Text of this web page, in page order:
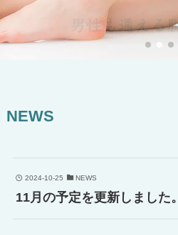
NEWS
2024-10-25 NEWS
11月の予定を更新しました。